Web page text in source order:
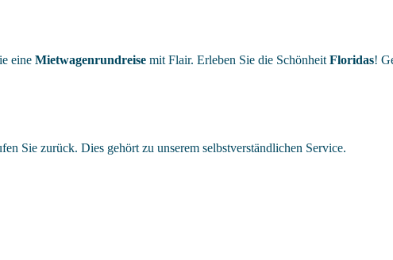
eine Mietwagenrundreise mit Flair. Erleben Sie die Schönheit Floridas!
Sie zurück. Dies gehört zu unserem selbstverständlichen Service.